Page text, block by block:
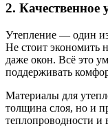
2. Качественное
Утепление — один
Не стоит экономить
даже окон. Всё это
поддерживать
Материалы для
толщина слоя, но и
теплопроводности и